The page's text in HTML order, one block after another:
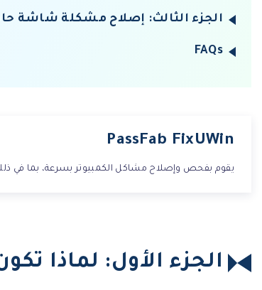
الجزء الثالث: إصلاح مشكلة شاشة
FAQs
PassFab FixUWin
يقوم بفحص وإصلاح مشاكل الكمبيوتر بسرعة، بما في ذلك
الجزء الأول: لماذا